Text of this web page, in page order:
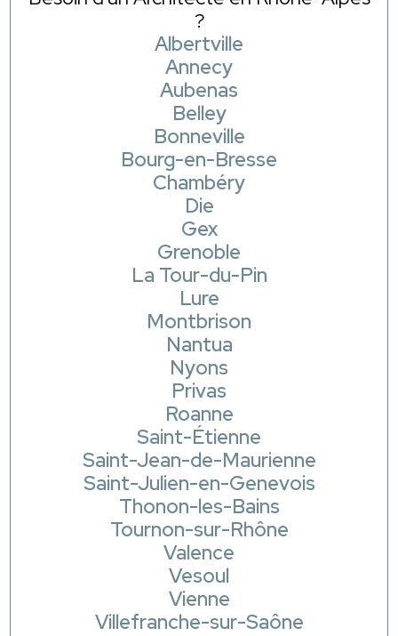
?
Albertville
Annecy
Aubenas
Belley
Bonneville
Bourg-en-Bresse
Chambéry
Die
Gex
Grenoble
La Tour-du-Pin
Lure
Montbrison
Nantua
Nyons
Privas
Roanne
Saint-Étienne
Saint-Jean-de-Maurienne
Saint-Julien-en-Genevois
Thonon-les-Bains
Tournon-sur-Rhône
Valence
Vesoul
Vienne
Villefranche-sur-Saône